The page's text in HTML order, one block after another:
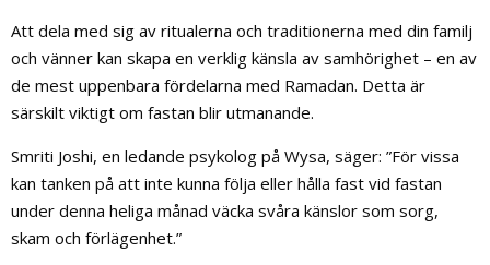
Att dela med sig av ritualerna och traditionerna med din familj
och vänner kan skapa en verklig känsla av samhörighet – en av
de mest uppenbara fördelarna med Ramadan. Detta är
särskilt viktigt om fastan blir utmanande.
Smriti Joshi, en ledande psykolog på Wysa, säger: ”För vissa
kan tanken på att inte kunna följa eller hålla fast vid fastan
under denna heliga månad väcka svåra känslor som sorg,
skam och förlägenhet.”